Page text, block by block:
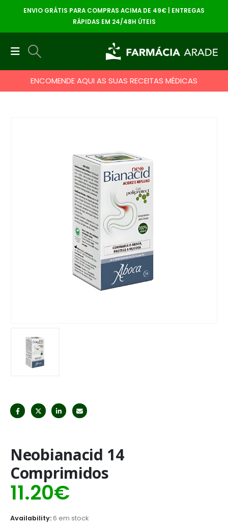
ENVIO GRÁTIS PARA COMPRAS ACIMA DE 49€ | ENTREGAS
RÁPIDAS EM 24/48H ÚTEIS
ENCOMENDE AQUI AS SUAS RECEITAS MÉDICAS
Neobianacid 14
Comprimidos
11.20€
Availability:6 em stock